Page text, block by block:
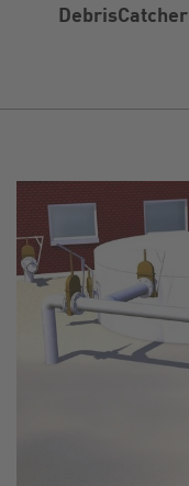
DebrisCatcher